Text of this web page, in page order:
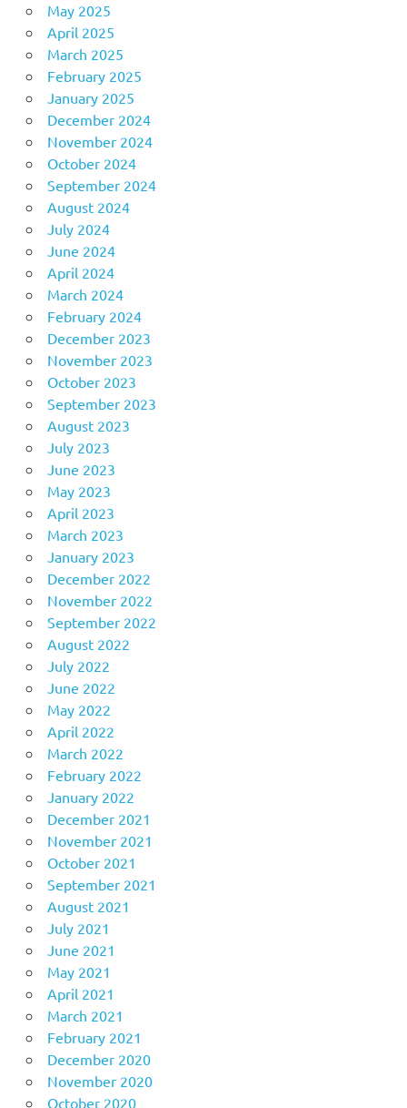
May 2025
April 2025
March 2025
February 2025
January 2025
December 2024
November 2024
October 2024
September 2024
August 2024
July 2024
June 2024
April 2024
March 2024
February 2024
December 2023
November 2023
October 2023
September 2023
August 2023
July 2023
June 2023
May 2023
April 2023
March 2023
January 2023
December 2022
November 2022
September 2022
August 2022
July 2022
June 2022
May 2022
April 2022
March 2022
February 2022
January 2022
December 2021
November 2021
October 2021
September 2021
August 2021
July 2021
June 2021
May 2021
April 2021
March 2021
February 2021
December 2020
November 2020
October 2020